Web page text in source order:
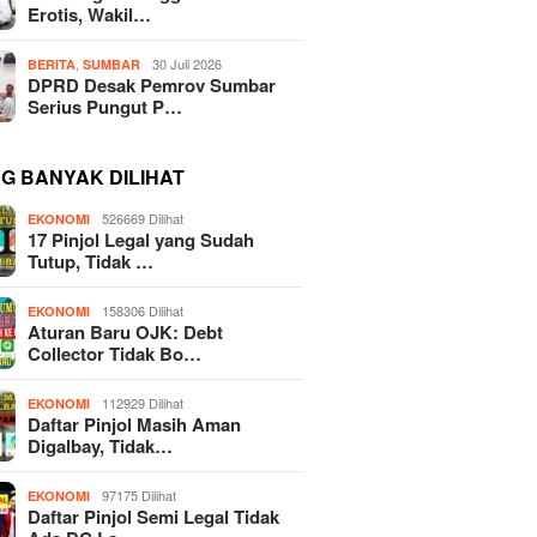
Erotis, Wakil…
BERITA ,SUMBAR 30 Juli 2026
DPRD Desak Pemrov Sumbar
Serius Pungut P…
BANYAK DILIHAT
EKONOMI 526669 Dilihat
17 Pinjol Legal yang Sudah
Tutup, Tidak …
EKONOMI 158306 Dilihat
Aturan Baru OJK: Debt
Collector Tidak Bo…
EKONOMI 112929 Dilihat
Daftar Pinjol Masih Aman
Digalbay, Tidak…
EKONOMI 97175 Dilihat
Daftar Pinjol Semi Legal Tidak